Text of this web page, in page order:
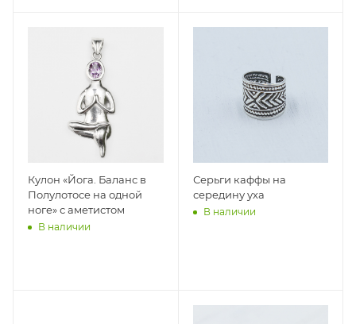
Кулон «Йога. Баланс в
Полулотосе на одной
ноге» с аметистом
В наличии
Серьги каффы на
середину уха
В наличии